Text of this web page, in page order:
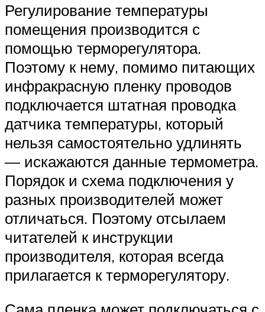
Регулирование температуры
помещения производится с
помощью терморегулятора.
Поэтому к нему, помимо питающих
инфракрасную пленку проводов
подключается штатная проводка
датчика температуры, который
нельзя самостоятельно удлинять
— искажаются данные термометра.
Порядок и схема подключения у
разных производителей может
отличаться. Поэтому отсылаем
читателей к инструкции
производителя, которая всегда
прилагается к терморегулятору.